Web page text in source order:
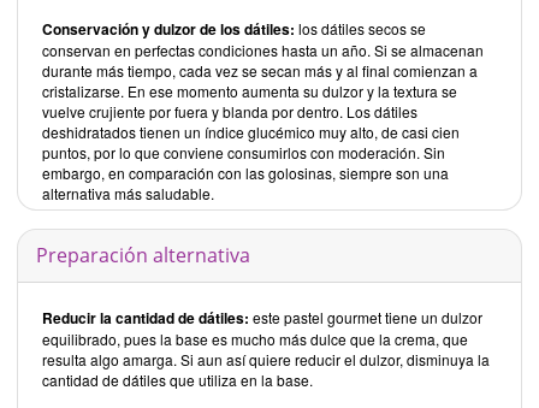
Conservación y dulzor de los dátiles: los dátiles secos se
conservan en perfectas condiciones hasta un año. Si se almacenan
durante más tiempo, cada vez se secan más y al final comienzan a
cristalizarse. En ese momento aumenta su dulzor y la textura se
vuelve crujiente por fuera y blanda por dentro. Los dátiles
deshidratados tienen un índice glucémico muy alto, de casi cien
puntos, por lo que conviene consumirlos con moderación. Sin
embargo, en comparación con las golosinas, siempre son una
alternativa más saludable.
Preparación alternativa
Reducir la cantidad de dátiles: este pastel gourmet tiene un dulzor
equilibrado, pues la base es mucho más dulce que la crema, que
resulta algo amarga. Si aun así quiere reducir el dulzor, disminuya la
cantidad de dátiles que utiliza en la base.